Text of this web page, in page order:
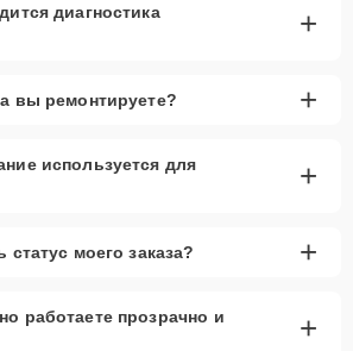
диагностика
+
вы ремонтируете? +
используется для
+
статус моего заказа? +
работаете прозрачно и
+